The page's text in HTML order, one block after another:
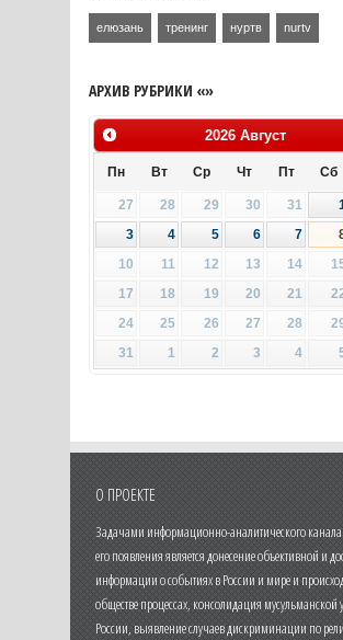
елюзань тренинг нуртв nurtv
АРХИВ РУБРИКИ «»
2026 Август
Пн Вт Ср Чт Пт Сб
27 28 29 30 31
3
4 5 6 7
10
11 12 13 14
17
18 19 20 21
24
25 26 27 28
31
1 2 3 4
О ПРОЕКТЕ
Задачами информационно-аналитического канала
его появления является донесение объективной и
информации о событиях в России и мире и
обществе процессах, консолидация
России, выявление случаев дискриминации по